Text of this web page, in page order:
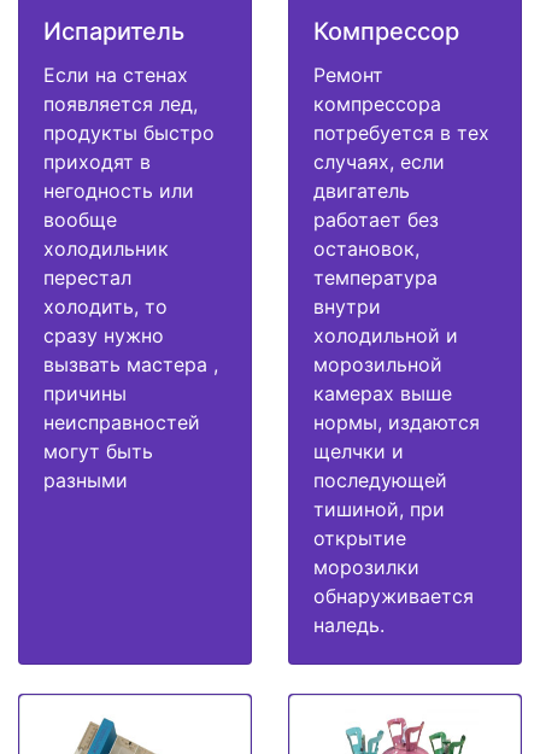
Испаритель
Если на стенах
появляется лед,
продукты быстро
приходят в
негодность или
вообще
холодильник
перестал
холодить, то
сразу нужно
вызвать мастера ,
причины
неисправностей
могут быть
разными
Компрессор
Ремонт
компрессора
потребуется в тех
случаях, если
двигатель
работает без
остановок,
температура
внутри
холодильной и
морозильной
камерах выше
нормы, издаются
щелчки и
последующей
тишиной, при
открытие
морозилки
обнаруживается
наледь.